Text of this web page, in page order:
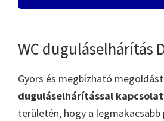
WC duguláselhárítás
Gyors és megbízható
duguláselhárítással
területén, hogy a